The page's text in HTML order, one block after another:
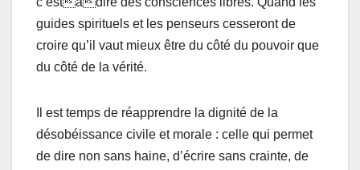
guides spirituels et les penseurs cesseront de
croire qu’il vaut mieux être du côté du pouvoir que
du côté de la vérité.
Il est temps de réapprendre la dignité de la
désobéissance civile et morale : celle qui permet
de dire non sans haine, d’écrire sans crainte, de